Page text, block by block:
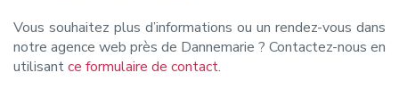
Vous souhaitez plus d’informations ou un rendez-vous dans
notre agence web près de Dannemarie ? Contactez-nous en
utilisantce formulaire de contact.